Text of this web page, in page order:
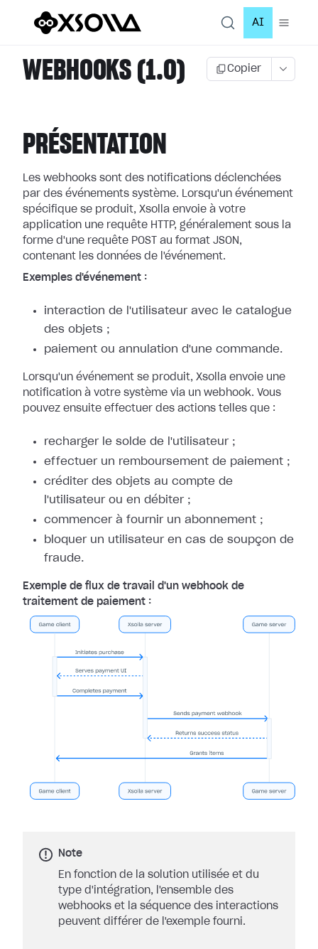
AI
WEBHOOKS (1.0) Copier
PRÉSENTATION
Les webhooks sont des notifications déclenchées
par des événements système. Lorsqu'un événement
spécifique se produit, Xsolla envoie à votre
application une requête HTTP, généralement sous la
forme d'une requête POST au format JSON,
contenant les données de l'événement.
Exemples d'événement :
interaction de l'utilisateur avec le catalogue
des objets ;
paiement ou annulation d'une commande.
Lorsqu'un événement se produit, Xsolla envoie une
notification à votre système via un webhook. Vous
pouvez ensuite effectuer des actions telles que :
recharger le solde de l'utilisateur ;
effectuer un remboursement de paiement ;
créditer des objets au compte de
l'utilisateur ou en débiter ;
commencer à fournir un abonnement ;
bloquer un utilisateur en cas de soupçon de
fraude.
Exemple de flux de travail d'un webhook de
traitement de paiement :
Note
En fonction de la solution utilisée et du
type d'intégration, l'ensemble des
webhooks et la séquence des interactions
peuvent différer de l'exemple fourni.